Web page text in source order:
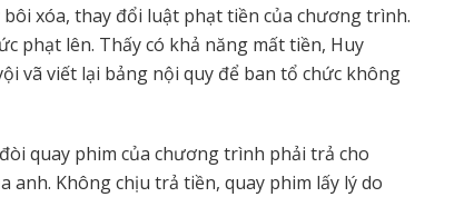
xóa, thay đổi luật phạt tiền của chương trình.
phạt lên. Thấy có khả năng mất tiền, Huy
vã viết lại bảng nội quy để ban tổ chức không
quay phim của chương trình phải trả cho
anh. Không chịu trả tiền, quay phim lấy lý do